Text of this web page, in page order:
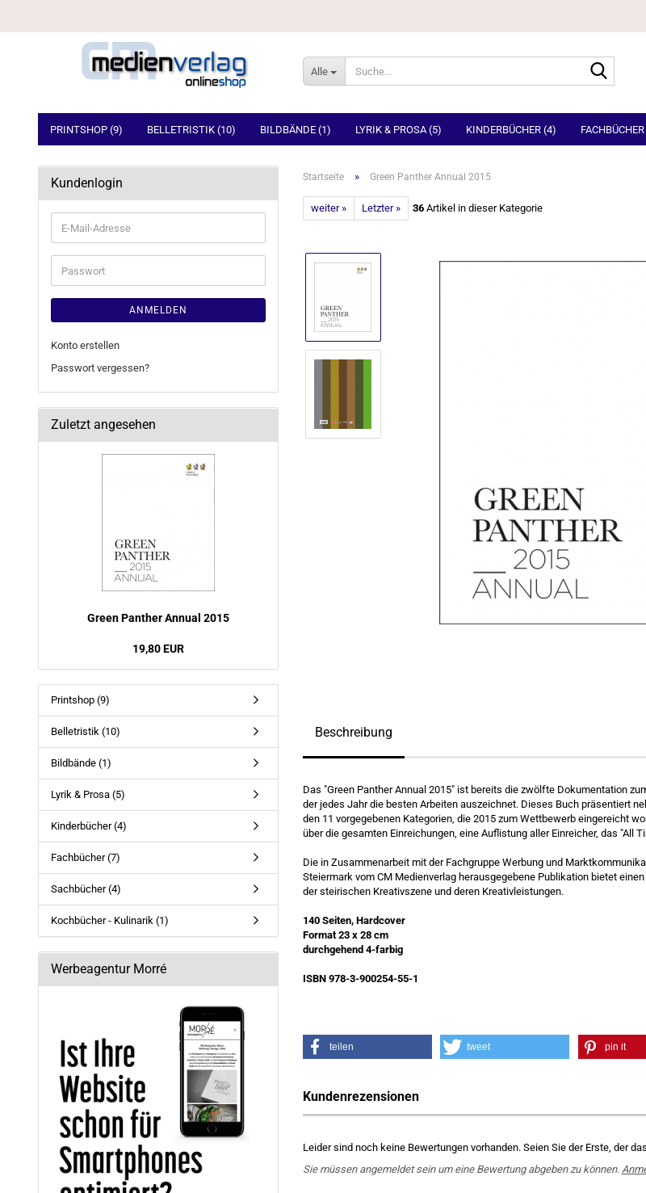
Alle
PRINTSHOP (9) BELLETRISTIK (10) BILDBÄNDE (1) LYRIK & PROSA (5) KINDERBÜCHER (4)
Startseite » Green Panther Annual 2015
weiter » Letzter » 36Artikel in dieser Kategorie
Beschreibung
Das "Green Panther Annual 2015" ist bereits die zwölfte Dokumentation
der jedes Jahr die besten Arbeiten auszeichnet. Dieses Buch präsentiert
den 11 vorgegebenen Kategorien, die 2015 zum Wettbewerb eingereicht
über die gesamten Einreichungen, eine Auflistung aller Einreicher, das "All
Die in Zusammenarbeit mit der Fachgruppe Werbung und
Steiermark vom CM Medienverlag herausgegebene Publikation bietet
der steirischen Kreativszene und deren Kreativleistungen.
140 Seiten, Hardcover
Format 23 x 28 cm
durchgehend 4-farbig
ISBN 978-3-900254-55-1
teilen tweet pin it
Kundenrezensionen
Leider sind noch keine Bewertungen vorhanden. Seien Sie der Erste, der
Sie müssen angemeldet sein um eine Bewertung abgeben zu können.
Kundenlogin
E-
Mail-
Adresse
Passwort
ANMELDEN
Konto erstellen
Passwort vergessen?
Zuletzt angesehen
Green Pan­ther An­nu­al 2015
19,80 EUR
Printshop (9)
Belletristik (10)
Bildbände (1)
Lyrik & Prosa (5)
Kinderbücher (4)
Fachbücher (7)
Sachbücher (4)
Kochbücher - Kulinarik (1)
Werbeagentur Morré